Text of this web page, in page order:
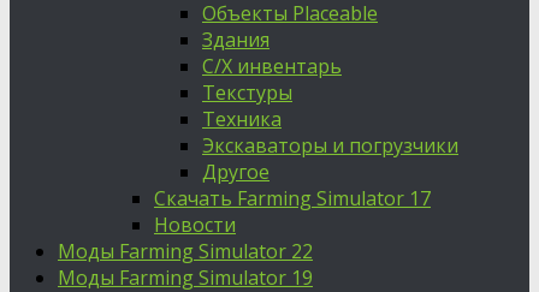
Объекты Placeable
Здания
С/Х инвентарь
Текстуры
Техника
Экскаваторы и погрузчики
Другое
Скачать Farming Simulator 17
Новости
Моды Farming Simulator 22
Моды Farming Simulator 19